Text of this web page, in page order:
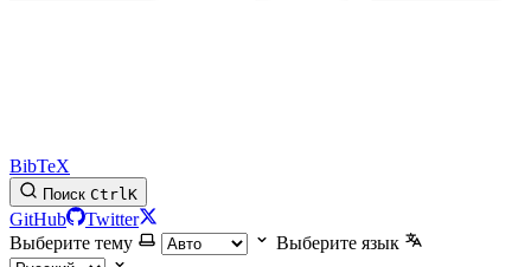
BibTeX
Поиск CtrlK
GitHub
Twitter
Выберите тему
Выберите язык